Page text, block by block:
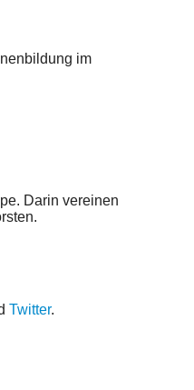
im
Darin vereinen
Twitter.